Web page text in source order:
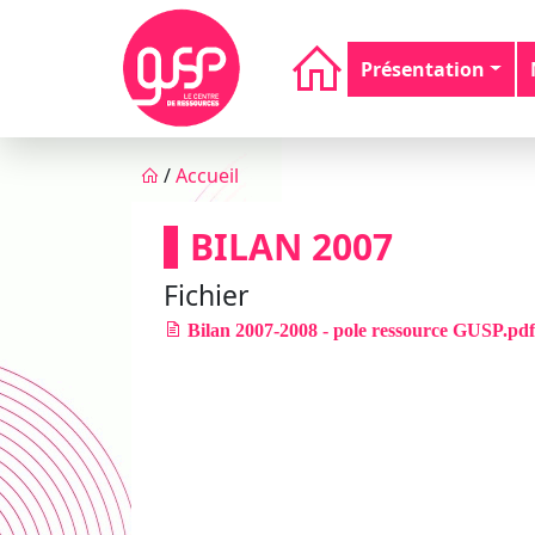
Aller au contenu principal
Navigation principale
Présentation
Fil d'Ariane
/Accueil
BILAN 2007
Fichier
Bilan 2007-2008 - pole ressource GUSP.pdf